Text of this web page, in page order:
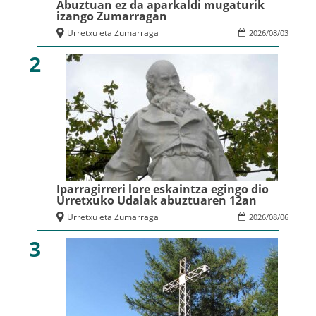
Abuztuan ez da aparkaldi mugaturik
izango Zumarragan
2026/08/03
Urretxu eta Zumarraga
2
Iparragirreri lore eskaintza egingo dio
Urretxuko Udalak abuztuaren 12an
2026/08/06
Urretxu eta Zumarraga
3